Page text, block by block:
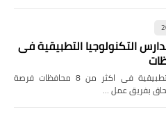
التكنولوجيا التطبيقية فى
وظائف خالية بمدارس التكنولوجيا التطبيقية فى اكثر من 8 محافظات فرصة
بفريق عمل …